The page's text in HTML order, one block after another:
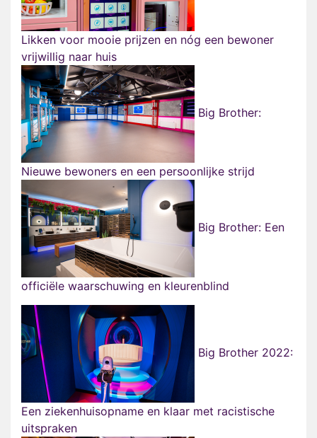
Likken voor mooie prijzen en nóg een bewoner
vrijwillig naar huis
Big Brother:
Nieuwe bewoners en een persoonlijke strijd
Big Brother: Een
officiële waarschuwing en kleurenblind
Big Brother 2022:
Een ziekenhuisopname en klaar met racistische
uitspraken